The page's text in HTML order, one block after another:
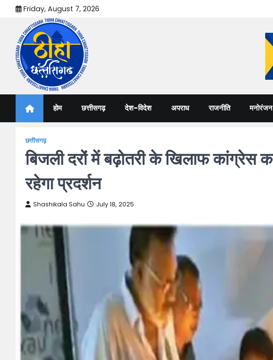
content
Friday, August 7, 2026
Thiha Chhattisgarh
होम छत्तीसगढ़ देश-विदेश अपराध राजनीति मनोरंजन
छत्तीसगढ़
बिजली दरों में बढ़ोतरी के खिलाफ कांग्रेस
रहेगा प्रदर्शन
Shashikala Sahu July 18, 2025